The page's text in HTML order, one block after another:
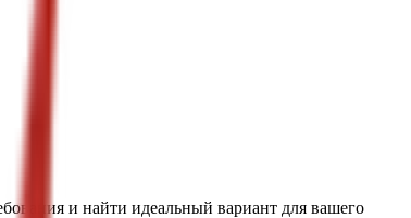
и найти идеальный вариант для вашего